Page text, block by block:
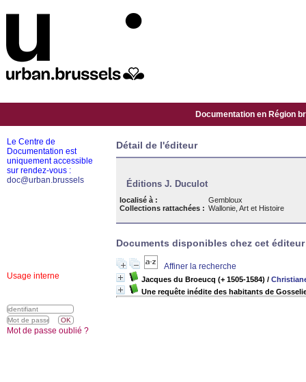
Documentation en Région
Détail de l'éditeur
Éditions J. Duculot
localisé à :
Gembloux
Collections rattachées : Wallonie, Art et Histoire
Documents disponibles chez cet éditeur
Affiner la recherche
Jacques du Broeucq (+ 1505-1584) /
Une requête inédite des habitants de
Le Centre de
Documentation est
uniquement accessible
sur rendez-vous :
doc@urban.brussels
Usage interne
Mot de passe oublié ?